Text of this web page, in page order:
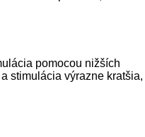
pomocou nižších
stimulácia výrazne kratšia,